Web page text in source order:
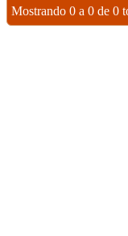
Mostrando 0 a 0 de 0